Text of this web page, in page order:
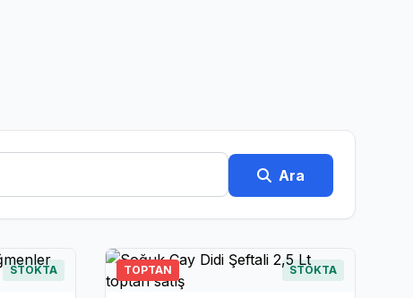
Ara
STOKTA STOKTA
TOPTAN